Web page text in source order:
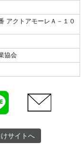
アクトアモーレＡ－１０
協会
サイトへ